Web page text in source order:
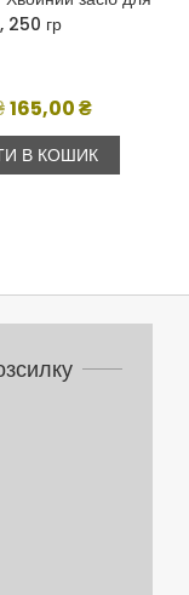
250 гр
Оригінальна
ціна:
220,00 ₴.
165,00₴Поточна
ціна:
165,00 ₴.
В КОШИК